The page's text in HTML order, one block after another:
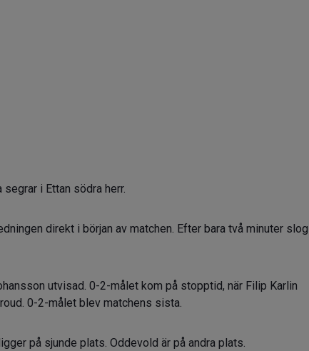
i Ettan södra herr.
direkt i början av matchen. Efter bara två minuter slog
utvisad. 0-2-målet kom på stopptid, när Filip Karlin
0-2-målet blev matchens sista.
på sjunde plats. Oddevold är på andra plats.